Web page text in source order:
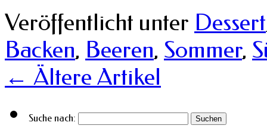
Veröffentlicht unter Dessert
Backen, Beeren, Sommer,
← Ältere Artikel
Suche nach: